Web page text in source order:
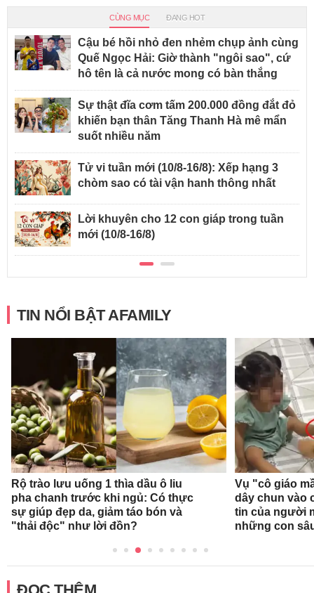
CÙNG MỤC ĐANG HOT
Cậu bé hồi nhỏ đen nhẻm chụp ảnh cùng
Quế Ngọc Hải: Giờ thành "ngôi sao", cứ
hô tên là cả nước mong có bàn thắng
Sự thật đĩa cơm tấm 200.000 đồng đắt đỏ
khiến bạn thân Tăng Thanh Hà mê mẩn
suốt nhiều năm
Tử vi tuần mới (10/8-16/8): Xếp hạng 3
chòm sao có tài vận hanh thông nhất
Lời khuyên cho 12 con giáp trong tuần
mới (10/8-16/8)
TIN NỔI BẬT AFAMILY
Rộ trào lưu uống 1 thìa dầu ô liu
pha chanh trước khi ngủ: Có thực
sự giúp đẹp da, giảm táo bón và
"thải độc" như lời đồn?
Vụ "cô giáo
dây chun vào
tin của người
những con